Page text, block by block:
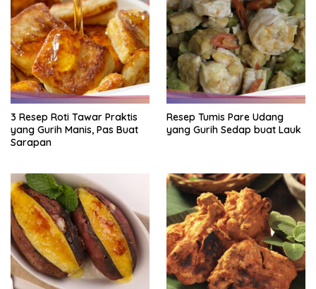
3 Resep Roti Tawar Praktis
yang Gurih Manis, Pas Buat
Sarapan
Resep Tumis Pare Udang
yang Gurih Sedap buat Lauk